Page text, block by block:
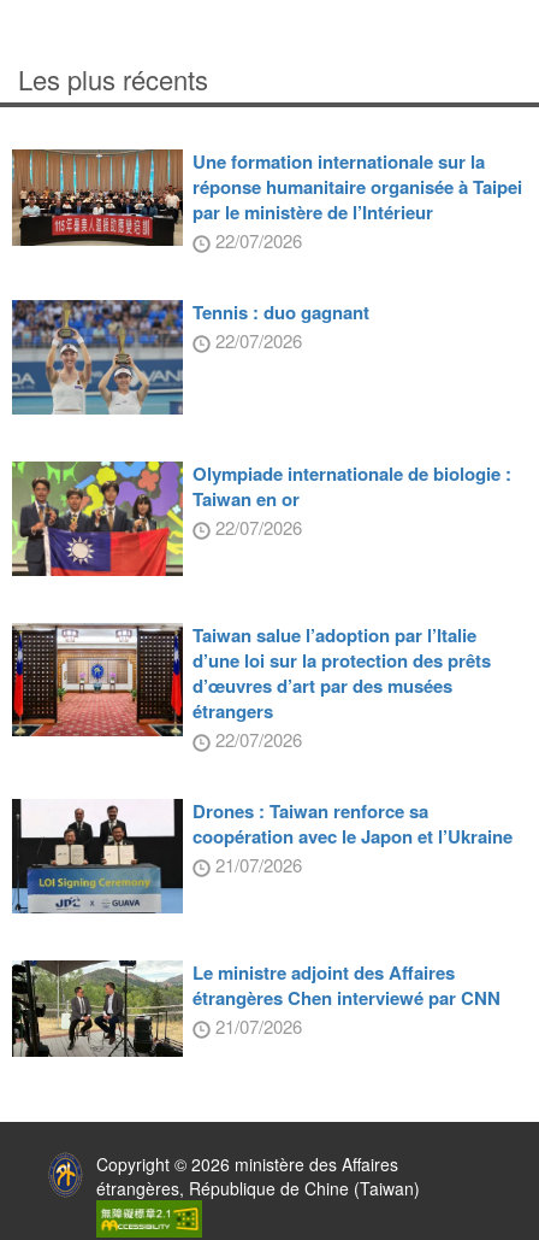
Les plus récents
Une formation internationale sur la
réponse humanitaire organisée à Taipei
par le ministère de l’Intérieur
22/07/2026
Tennis : duo gagnant
22/07/2026
Olympiade internationale de biologie :
Taiwan en or
22/07/2026
Taiwan salue l’adoption par l’Italie
d’une loi sur la protection des prêts
d’œuvres d’art par des musées
étrangers
22/07/2026
Drones : Taiwan renforce sa
coopération avec le Japon et l’Ukraine
21/07/2026
Le ministre adjoint des Affaires
étrangères Chen interviewé par CNN
21/07/2026
Copyright © 2026 ministère des Affaires
étrangères, République de Chine (Taiwan)